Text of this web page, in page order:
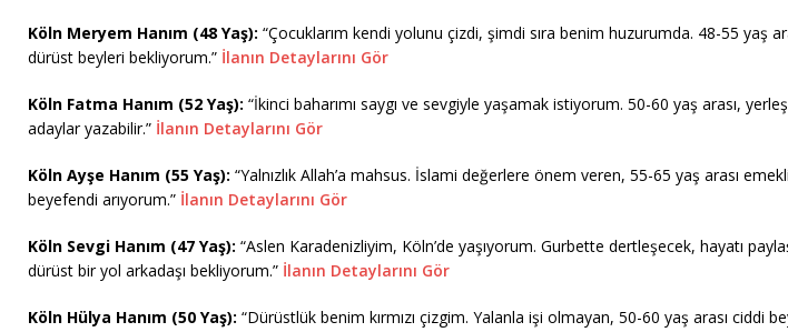
Köln Meryem Hanım (48 Yaş): “Çocuklarım kendi yolunu çizdi, şimdi sıra benim huzurumda. 48-55 yaş
dürüst beyleri bekliyorum.” İlanın Detaylarını Gör
Köln Fatma Hanım (52 Yaş): “İkinci baharımı saygı ve sevgiyle yaşamak istiyorum. 50-60 yaş arası,
adaylar yazabilir.” İlanın Detaylarını Gör
Köln Ayşe Hanım (55 Yaş): “Yalnızlık Allah’a mahsus. İslami değerlere önem veren, 55-65 yaş arası
beyefendi arıyorum.” İlanın Detaylarını Gör
Köln Sevgi Hanım (47 Yaş): “Aslen Karadenizliyim, Köln’de yaşıyorum. Gurbette dertleşecek, hayatı
dürüst bir yol arkadaşı bekliyorum.” İlanın Detaylarını Gör
Köln Hülya Hanım (50 Yaş): “Dürüstlük benim kırmızı çizgim. Yalanla işi olmayan, 50-60 yaş arası ciddi